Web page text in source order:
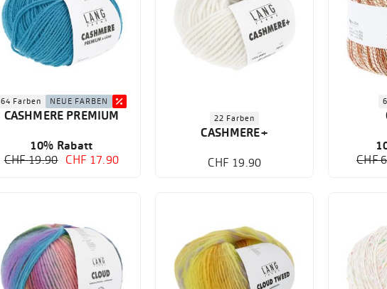
64 Farben NEUE FARBEN
CASHMERE PREMIUM
10% Rabatt
CHF 19.90 CHF 17.90
22 Farben
CASHMERE+
CHF 19.90
CHF